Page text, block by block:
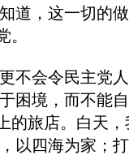
道，这一切的
。
不会令民主党
困境，而不能
的旅店。白天
以四海为家；